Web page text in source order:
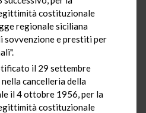
costituzionale
regionale siciliana
sovvenzione e prestiti per
il 29 settembre
cancelleria della
il 4 ottobre 1956, per la
costituzionale